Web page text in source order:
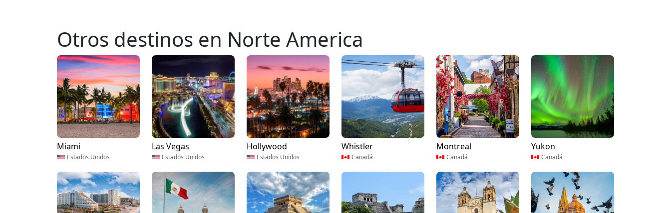
Otros destinos en Norte America
Miami
Estados Unidos
Las Vegas
Estados Unidos
Hollywood
Estados Unidos
Whistler
Canadá
Montreal
Canadá
Yukon
Canadá